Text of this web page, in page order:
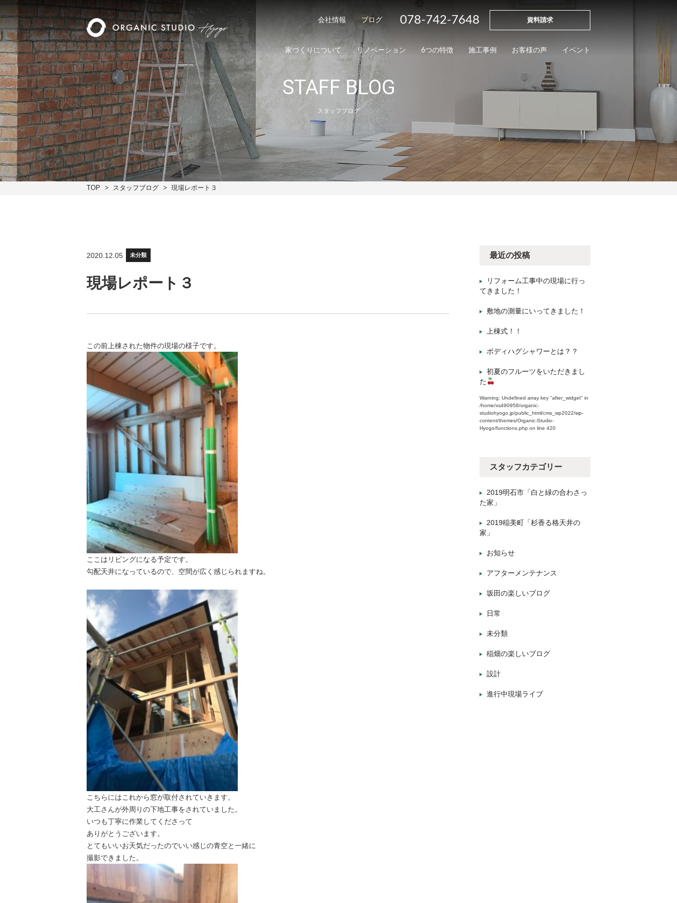
会社情報 ブログ 078-742-7648 資料請求
家づくりについて リノベーション 6つの特徴 施工事例 お客様の声 イベント
STAFF BLOG
スタッフブログ
TOP スタッフブログ 現場レポート３
2020.12.05 未分類
現場レポート３
この前上棟された物件の現場の様子です。
ここはリビングになる予定です。
勾配天井になっているので、空間が広く感じられますね。
こちらにはこれから窓が取付されていきます。
大工さんが外周りの下地工事をされていました。
いつも丁寧に作業してくださって
ありがとうございます。
とてもいいお天気だったのでいい感じの青空と一緒に
撮影できました。
最近の投稿
リフォーム工事中の現場に行っ
てきました！
敷地の測量にいってきました！
上棟式！！
ボディハグシャワーとは？？
初夏のフルーツをいただきまし
た
Warning: Undefined array key "after_widget" in
/home/xs490958/organic-
studiohyogo.jp/public_html/cms_wp2022/wp-
content/themes/Organic-Studio-
Hyogo/functions.php on line 420
スタッフカテゴリー
2019明石市「白と緑の合わさっ
た家」
2019稲美町「杉香る格天井の
家」
お知らせ
アフターメンテナンス
坂田の楽しいブログ
日常
未分類
稲畑の楽しいブログ
設計
進行中現場ライブ